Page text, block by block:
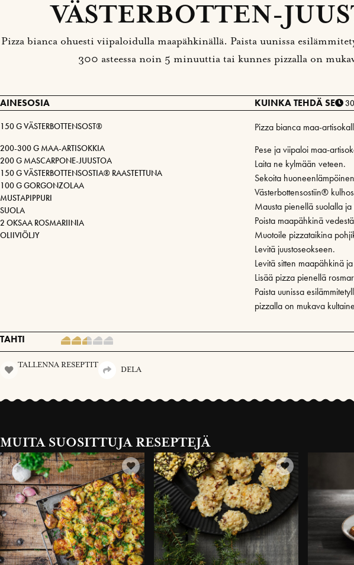
VÄSTERBOTTEN-
Pizza bianca ohuesti viipaloidulla maapähkinällä. Paista uunissa
300 asteessa noin 5 minuuttia tai kunnes pizzalla on
AINESOSIA
150 G VÄSTERBOTTENSOST®
200-300 G MAA-ARTISOKKIA
200 G MASCARPONE-JUUSTOA
150 G VÄSTERBOTTENSOSTIA® RAASTETTUNA
100 G GORGONZOLAA
MUSTAPIPPURI
SUOLA
2 OKSAA ROSMARIINIA
OLIIVIÖLJY
KUINKA TEHDÄ SE
Pizza bianca maa-
Pese ja viipaloi maa-
Laita ne kylmään veteen.
Sekoita
Västerbottensostiin®
Mausta pienellä suolalla ja
Poista maapähkinä
Muotoile pizzataikina
Levitä juustoseokseen.
Levitä sitten maapähkinä
Lisää pizza pienellä
Paista uunissa
pizzalla on mukava
TAHTI
TALLENNA RESEPTIT
DELA
MUITA SUOSITTUJA RESEPTEJÄ